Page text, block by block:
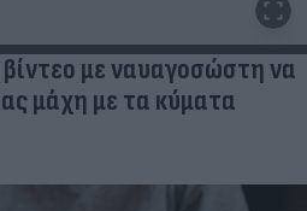
βίντεο με ναυαγοσώστη να
μάχη με τα κύματα